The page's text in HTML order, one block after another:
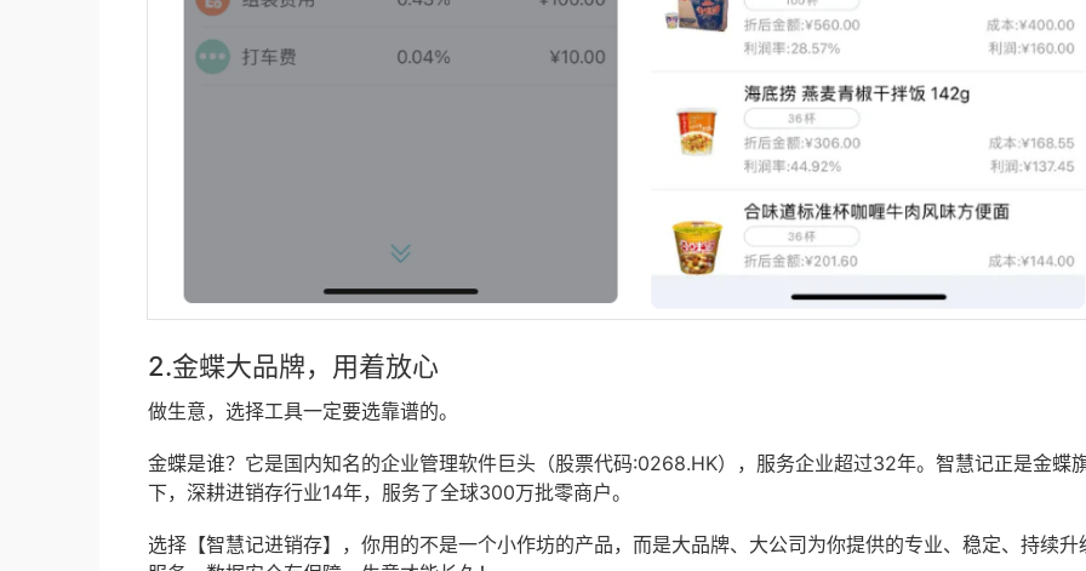
2.金蝶大品牌，用着放心
做生意，选择工具一定要选靠谱的。
金蝶是谁？它是国内知名的企业管理软件巨头（股票代码:0268.HK），服务企业超过32年。智慧记正是金蝶
下，深耕进销存行业14年，服务了全球300万批零商户。
选择【智慧记进销存】，你用的不是一个小作坊的产品，而是大品牌、大公司为你提供的专业、稳定、持续升